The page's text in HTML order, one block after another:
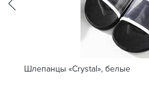
Шлепанцы «Crystal», белые